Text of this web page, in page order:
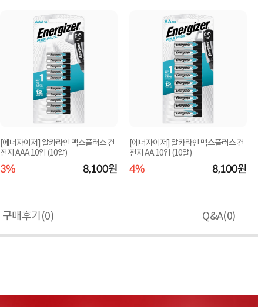
[에너자이저] 알카라인 맥스플러스 건
전지 AAA 10입 (10알)
3% 8,100원
[에너자이저] 알카라인 맥스플러스 건
전지 AA 10입 (10알)
4% 8,100원
구매후기(0) Q&A(0)